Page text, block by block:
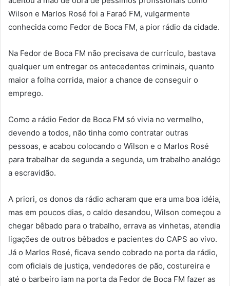
Wilson e Marlos Rosé foi a Faraó FM, vulgarmente
conhecida como Fedor de Boca FM, a pior rádio da cidade.
Na Fedor de Boca FM não precisava de currículo, bastava
qualquer um entregar os antecedentes criminais, quanto
maior a folha corrida, maior a chance de conseguir o
emprego.
Como a rádio Fedor de Boca FM só vivia no vermelho,
devendo a todos, não tinha como contratar outras
pessoas, e acabou colocando o Wilson e o Marlos Rosé
para trabalhar de segunda a segunda, um trabalho analógo
a escravidão.
A priori, os donos da rádio acharam que era uma boa idéia,
mas em poucos dias, o caldo desandou, Wilson começou a
chegar bêbado para o trabalho, errava as vinhetas, atendia
ligações de outros bêbados e pacientes do CAPS ao vivo.
Já o Marlos Rosé, ficava sendo cobrado na porta da rádio,
com oficiais de justiça, vendedores de pão, costureira e
até o barbeiro iam na porta da Fedor de Boca FM fazer as